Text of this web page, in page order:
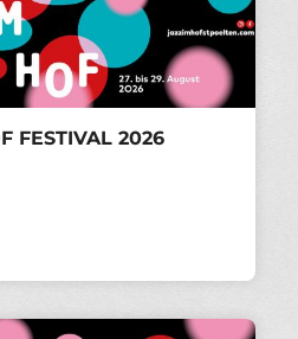
FESTIVAL 2026